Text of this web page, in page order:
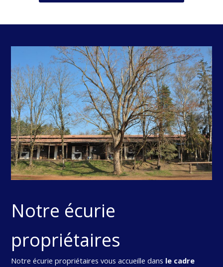
Notre écurie
propriétaires
Notre écurie propriétaires vous accueille dans le cadre